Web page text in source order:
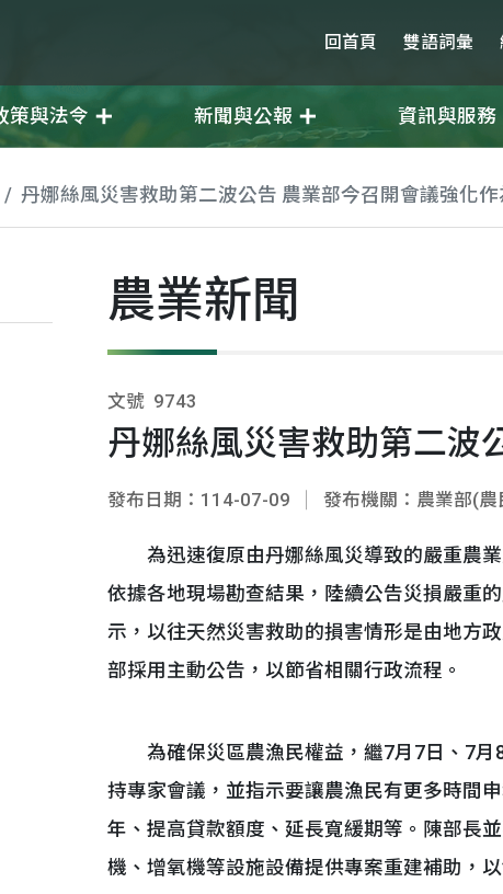
回首頁 雙語詞彙
策與法令 新聞與公報 資訊與服務
丹娜絲風災害救助第二波公告 農業部今召開會議強化作
農業新聞
文號 9743
丹娜絲風災害救助第二波
發布日期：114-07-09 發布機關：農業部(農
為迅速復原由丹娜絲風災導致的嚴重農業
依據各地現場勘查結果，陸續公告災損嚴重
示，以往天然災害救助的損害情形是由地方
部採用主動公告，以節省相關行政流程。
為確保災區農漁民權益，繼7月7日、7月8
持專家會議，並指示要讓農漁民有更多時間
年、提高貸款額度、延長寬緩期等。陳部長
機、增氧機等設施設備提供專案重建補助，